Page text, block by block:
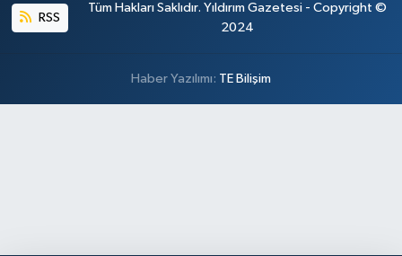
RSS
Tüm Hakları Saklıdır. Yıldırım Gazetesi - Copyright ©
2024
Haber Yazılımı: TE Bilişim